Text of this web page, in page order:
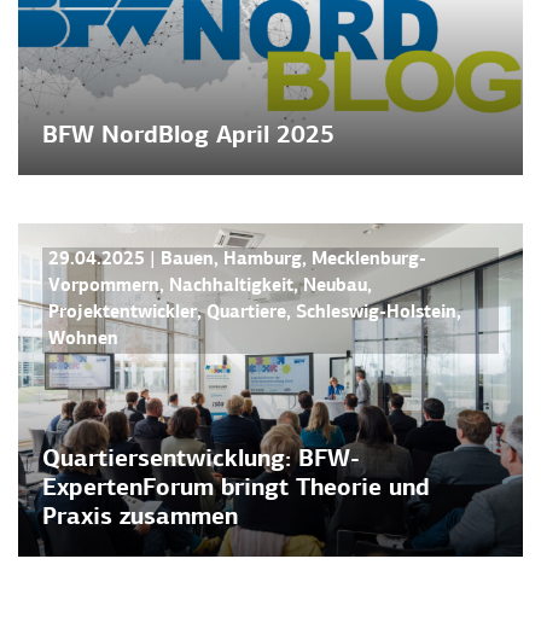
BFW NordBlog April 2025
29.04.2025 Bauen, Hamburg, Mecklenburg-
Vorpommern, Nachhaltigkeit,Neubau,
Projektentwickler,Quartiere, Schleswig-Holstein,
Wohnen
Quartiersentwicklung: BFW-
ExpertenForum bringt Theorie und
Praxis zusammen